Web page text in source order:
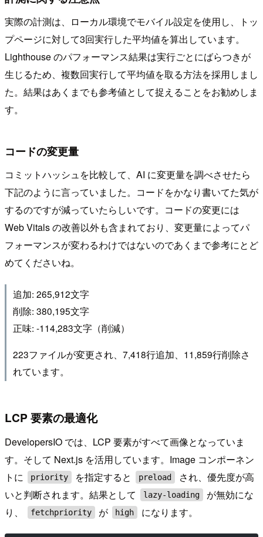
実際の計測は、ローカル環境でモバイル設定を使用し、トッ
プページに対して3回実行した平均値を算出しています。
Lighthouse のパフォーマンス結果は実行ごとにばらつきが
生じるため、複数回実行して平均値を取る方法を採用しまし
た。結果はあくまでも参考値として捉えることをお勧めしま
す。
コードの変更量
コミットハッシュを比較して、AI に変更量を調べさせたら
下記のように言っていました。コードをかなり書いてた気が
するのですが減っていたらしいです。コードの変更には
Web Vitals の改善以外も含まれており、変更量によってパ
フォーマンスが変わるわけではないのであくまで参考にとど
めてくださいね。
追加: 265,912文字
削除: 380,195文字
正味: -114,283文字（削減）
223ファイルが変更され、7,418行追加、11,859行削除さ
れています。
LCP 要素の最適化
DevelopersIO では、LCP 要素がすべて画像となっていま
す。そして Next.js を活用しています。Image コンポーネン
トに
priority を指定すると preload
され、優先度が高
いと判断されます。結果として
lazy-loading
が無効にな
り、
fetchpriority が high になります。